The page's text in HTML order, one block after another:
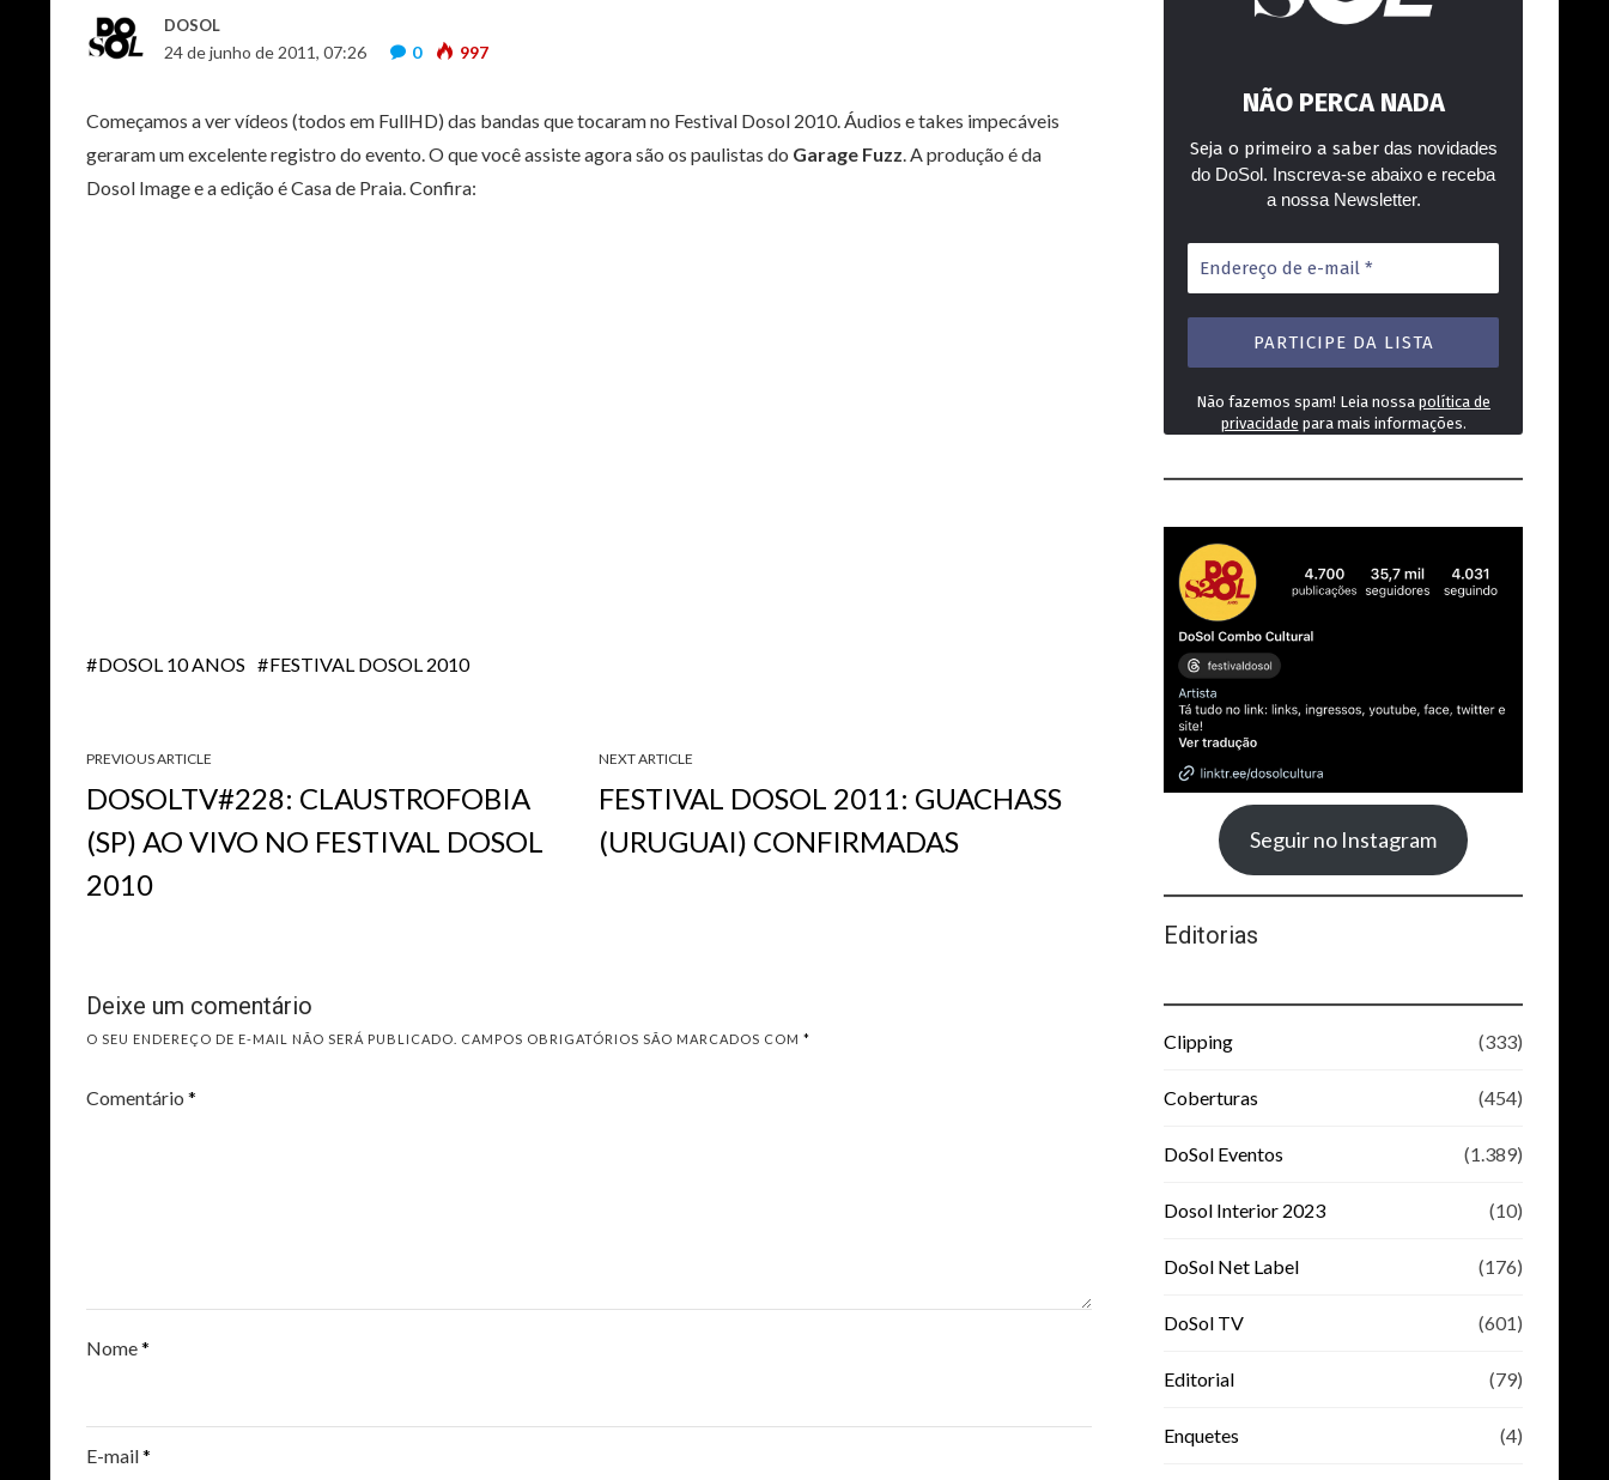
DOSOL
24 de junho de 2011, 07:26 0 997
Começamos a ver vídeos (todos em FullHD) das bandas que tocaram no Festival Dosol 2010. Áudios e takes impecáveis
geraram um excelente registro do evento. O que você assiste agora são os paulistas do Garage Fuzz. A produção é da
Dosol Image e a edição é Casa de Praia. Confira:
DOSOL 10 ANOS FESTIVAL DOSOL 2010
PREVIOUS ARTICLE
DOSOLTV#228: CLAUSTROFOBIA
(SP) AO VIVO NO FESTIVAL DOSOL
2010
NEXT ARTICLE
FESTIVAL DOSOL 2011: GUACHASS
(URUGUAI) CONFIRMADAS
Deixe um comentário
O SEU ENDEREÇO DE E-MAIL NÃO SERÁ PUBLICADO. CAMPOS OBRIGATÓRIOS SÃO MARCADOS COM *
Comentário *
Nome*
E-mail*
NÃO PERCA NADA
Seja o primeiro a saberdas novidades
do DoSol. Inscreva-se abaixo e receba
a nossa Newsletter.
Endereço
de
e-
mail
Não fazemos spam! Leia nossa política de
privacidade para mais informações.
Seguir no Instagram
Editorias
Clipping (333)
Coberturas (454)
DoSol Eventos (1.389)
Dosol Interior 2023 (10)
DoSol Net Label (176)
DoSol TV (601)
Editorial (79)
Enquetes (4)